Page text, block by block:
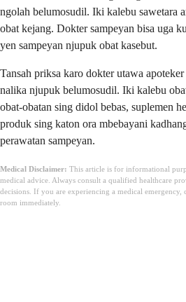
ngolah belumosudil. Iki kalebu sawetara
obat kejang. Dokter sampeyan bisa uga
yen sampeyan njupuk obat kasebut.
Tansah priksa karo dokter utawa
nalika njupuk belumosudil. Iki kalebu
obat-obatan sing didol bebas, suplemen
produk sing katon ora mbebayani
perawatan sampeyan.
Medical Disclaimer: This article is for informational
medical advice. Always consult a qualified healthcare
decisions. If you are experiencing a medical emergency,
room immediately.